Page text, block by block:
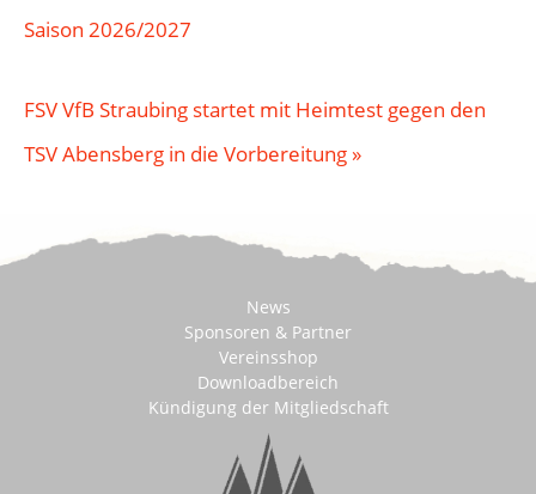
Saison 2026/2027
FSV VfB Straubing startet mit Heimtest gegen den
TSV Abensberg in die Vorbereitung»
News
Sponsoren & Partner
Vereinsshop
Downloadbereich
Kündigung der Mitgliedschaft